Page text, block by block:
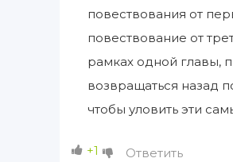
повествования от
повествование от
рамках одной главы,
возвращаться назад
чтобы уловить эти
+1 Ответить